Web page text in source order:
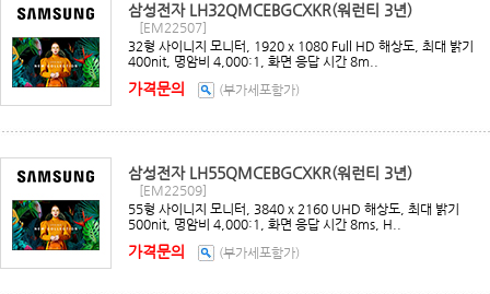
삼성전자 LH32QMCEBGCXKR(워런티 3년)
[EM22507]
32형 사이니지 모니터, 1920 x 1080 Full HD 해상도, 최대 밝기
400nit, 명암비 4,000:1, 화면 응답 시간 8m..
가격문의 (부가세포함가)
삼성전자 LH55QMCEBGCXKR(워런티 3년)
[EM22509]
55형 사이니지 모니터, 3840 x 2160 UHD 해상도, 최대 밝기
500nit, 명암비 4,000:1, 화면 응답 시간 8ms, H..
가격문의 (부가세포함가)